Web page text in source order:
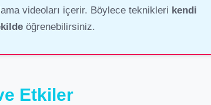
videoları içerir. Böylece teknikleri kendi
öğrenebilirsiniz.
Etkiler